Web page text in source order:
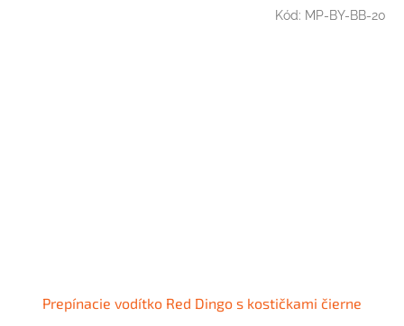
Prepínacie vodítko Red Dingo s kostičkami čierne
Kód: MP-BY-BB-20